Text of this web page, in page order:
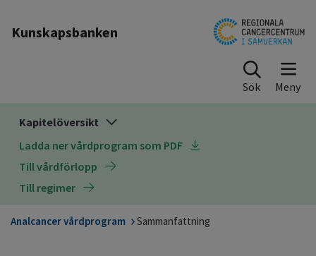
Kunskapsbanken
Sök
Kapitelöversikt
Ladda ner vårdprogram som PDF
Till vårdförlopp
Till regimer
Analcancer vårdprogram Sammanfattning